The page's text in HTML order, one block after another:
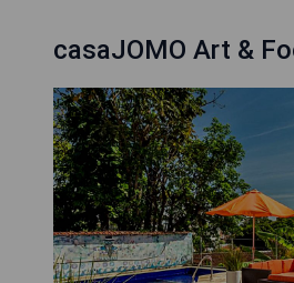
casaJOMO Art &